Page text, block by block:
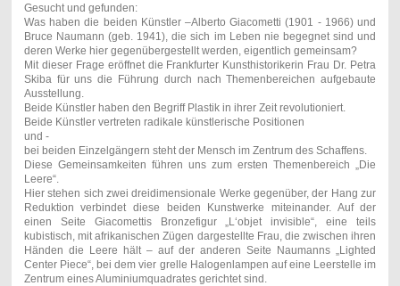
Gesucht und gefunden:
Was haben die beiden Künstler –Alberto Giacometti (1901 - 1966) und
Bruce Naumann (geb. 1941), die sich im Leben nie begegnet sind und
deren Werke hier gegenübergestellt werden, eigentlich gemeinsam?
Mit dieser Frage eröffnet die Frankfurter Kunsthistorikerin Frau Dr. Petra
Skiba für uns die Führung durch nach Themenbereichen aufgebaute
Ausstellung.
Beide Künstler haben den Begriff Plastik in ihrer Zeit revolutioniert.
Beide Künstler vertreten radikale künstlerische Positionen
und -
bei beiden Einzelgängern steht der Mensch im Zentrum des Schaffens.
Diese Gemeinsamkeiten führen uns zum ersten Themenbereich „Die
Leere“.
Hier stehen sich zwei dreidimensionale Werke gegenüber, der Hang zur
Reduktion verbindet diese beiden Kunstwerke miteinander. Auf der
einen Seite Giacomettis Bronzefigur „L‘objet invisible“, eine teils
kubistisch, mit afrikanischen Zügen dargestellte Frau, die zwischen ihren
Händen die Leere hält – auf der anderen Seite Naumanns „Lighted
Center Piece“, bei dem vier grelle Halogenlampen auf eine Leerstelle im
Zentrum eines Aluminiumquadrates gerichtet sind.